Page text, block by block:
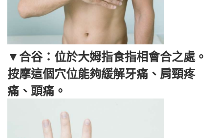
▼合谷：位於大姆指食指相會合之處。
按摩這個穴位能夠緩解牙痛、肩頸疼
痛、頭痛。